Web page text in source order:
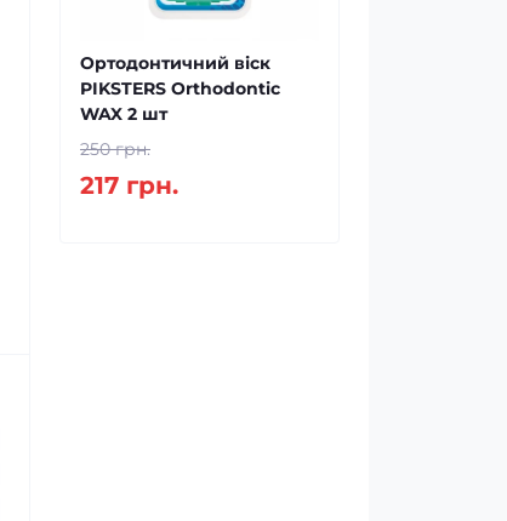
Ортодонтичний віск
PIKSTERS Orthodontic
WAX 2 шт
250 грн.
217 грн.